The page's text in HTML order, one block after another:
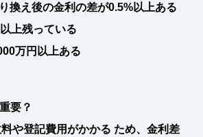
換え後の金利の差が0.5%以上ある
上残っている
万円以上ある
要？
や登記費用がかかる ため、金利差